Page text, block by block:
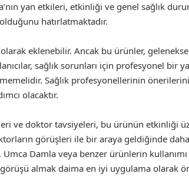
yan etkileri, etkinliği ve genel sağlık
hatırlatmaktadır.
eklenebilir. Ancak bu ürünler,
sağlık sorunları için profesyonel bir
Sağlık profesyonellerinin
olacaktır.
ve doktor tavsiyeleri, bu ürünün etkinliği
görüşleri ile bir araya geldiğinde
Damla veya benzer ürünlerin
almak daima en iyi uygulama olarak